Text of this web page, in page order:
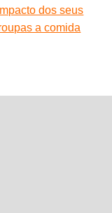
dos seus
a comida